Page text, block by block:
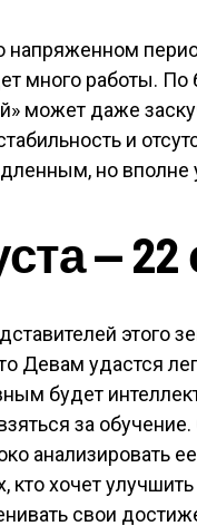
напряженном
много работы. По
может даже
и
но
—
этого
Девам удастся
будет
за
анализировать
кто хочет
свои